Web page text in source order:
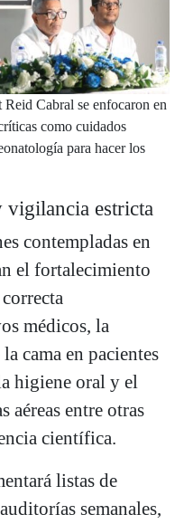
Cabral se enfocaron en
como cuidados
para hacer los
vigilancia estricta
contempladas en
el fortalecimiento
médicos, la
cama en pacientes
higiene oral y el
aéreas entre otras
científica.
listas de
semanales,